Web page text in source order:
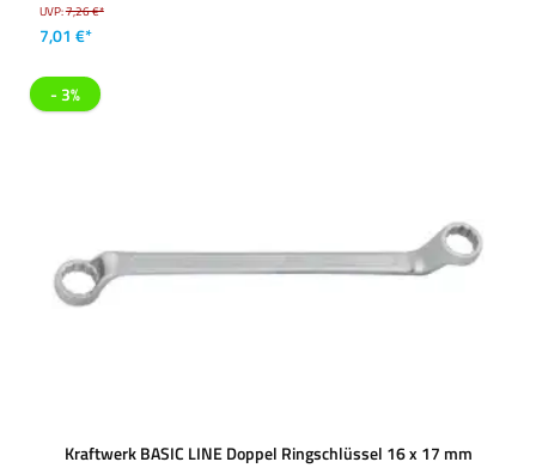
UVP:7,26 €*
7,01 €*
- 3%
Kraftwerk BASIC LINE Doppel Ringschlüssel 16 x 17 mm